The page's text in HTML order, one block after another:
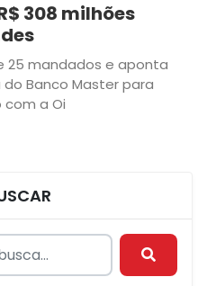
308 milhões
25 mandados e aponta
Banco Master para
com a Oi